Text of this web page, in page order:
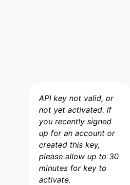
API key not valid, or
not yet activated. If
you recently signed
up for an account or
created this key,
please allow up to 30
minutes for key to
activate.